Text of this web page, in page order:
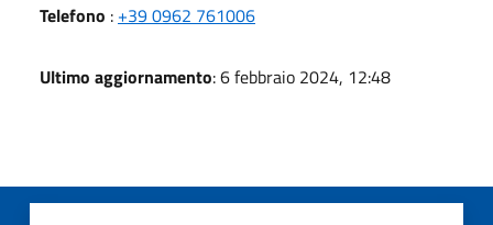
Telefono : +39 0962 761006
Ultimo aggiornamento: 6 febbraio 2024, 12:48